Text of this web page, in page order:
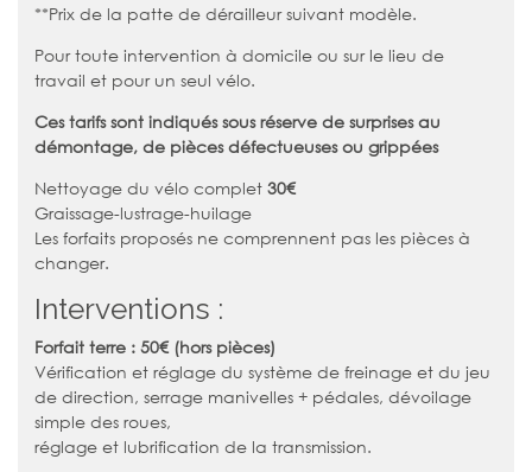
**Prix de la patte de dérailleur suivant modèle.
Pour toute intervention à domicile ou sur le lieu de
travail et pour un seul vélo.
Ces tarifs sont indiqués sous réserve de surprises au
démontage, de pièces défectueuses ou grippées
Nettoyage du vélo complet 30€
Graissage-lustrage-huilage
Les forfaits proposés ne comprennent pas les pièces à
changer.
Interventions :
Forfait terre : 50€ (hors pièces)
Vérification et réglage du système de freinage et du jeu
de direction, serrage manivelles + pédales, dévoilage
simple des roues,
réglage et lubrification de la transmission.